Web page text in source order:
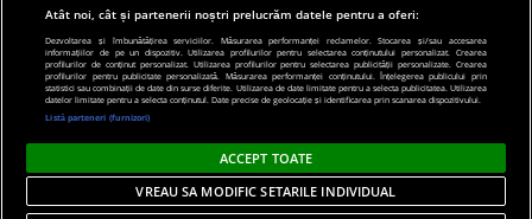
© 2019 PRO TV S.R.L |Politica de Cookie|Politica
de confidentialitate
Atât noi, cât și partenerii noștri prelucrăm datele pentru a oferi:
Dezvoltarea și îmbunătățirea serviciilor. Măsurarea performanței reclamelor. Stocarea și/sau accesarea
informațiilor de pe un dispozitiv. Utilizarea profilurilor pentru selectarea conținutului personalizat. Crearea
profilurilor de conținut personalizat. Utilizarea profilurilor pentru selectarea publicității personalizate. Crearea
profilurilor pentru publicitate personalizată. Măsurarea performanței conținutului. Înțelegerea publicului prin
statistici sau combinații de date din surse diferite. Utilizarea de date limitate pentru a selecta publicitatea. Utilizarea
datelor limitate pentru a selecta conținutul. Date precise de geolocație și identificarea prin scanarea dispozitivului.
Listă parteneri (furnizori)
ACCEPT TOATE
VREAU SA MODIFIC SETARILE INDIVIDUAL